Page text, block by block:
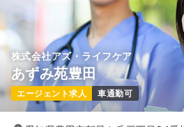
気になる
介護・福祉系 保健師
日勤のみ（常勤）
給与 23.0万円〜 /月 賞与2回
株式会社アズ・ライフケア
あずみ苑豊田
エージェント求人 車通勤可